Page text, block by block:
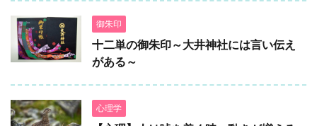
御朱印
十二単の御朱印～大井神社には言い伝え
がある～
心理学